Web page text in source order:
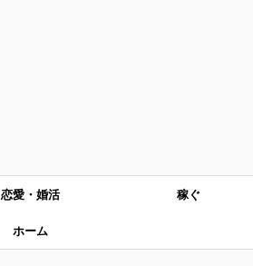
恋愛・婚活 稼ぐ
ホーム